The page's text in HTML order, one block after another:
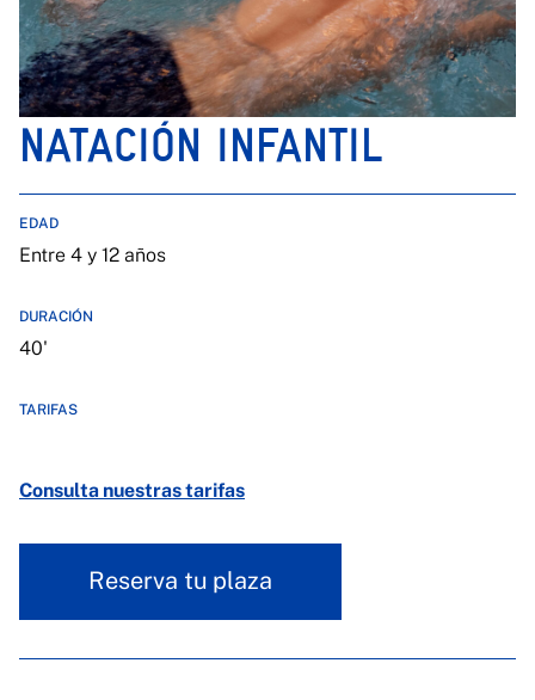
NATACIÓN INFANTIL
EDAD
Entre 4 y 12 años
DURACIÓN
40'
TARIFAS
Consulta nuestras tarifas
Reserva tu plaza